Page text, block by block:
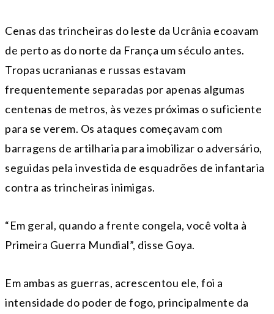
Cenas das trincheiras do leste da Ucrânia ecoavam
de perto as do norte da França um século antes.
Tropas ucranianas e russas estavam
frequentemente separadas por apenas algumas
centenas de metros, às vezes próximas o suficiente
para se verem. Os ataques começavam com
barragens de artilharia para imobilizar o adversário,
seguidas pela investida de esquadrões de infantaria
contra as trincheiras inimigas.
“Em geral, quando a frente congela, você volta à
Primeira Guerra Mundial”, disse Goya.
Em ambas as guerras, acrescentou ele, foi a
intensidade do poder de fogo, principalmente da